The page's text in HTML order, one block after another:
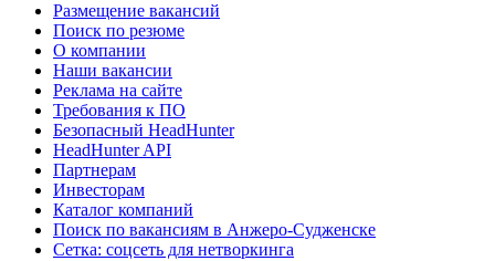
Размещение вакансий
Поиск по резюме
О компании
Наши вакансии
Реклама на сайте
Требования к ПО
Безопасный HeadHunter
HeadHunter API
Партнерам
Инвесторам
Каталог компаний
Поиск по вакансиям в Анжеро-Судженске
Сетка: соцсеть для нетворкинга